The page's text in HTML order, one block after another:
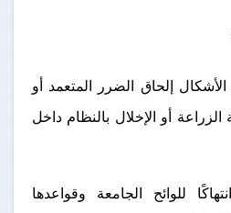
إلحاق الضرر المتعمد أو
أو الإخلال بالنظام داخل
للوائح الجامعة وقواعدها